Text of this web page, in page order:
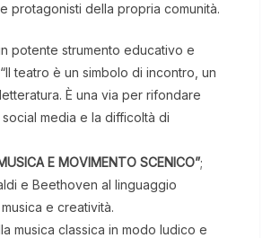
protagonisti della propria comunità.
potente strumento educativo e
teatro è un simbolo di incontro, un
È una via per rifondare
media e la difficoltà di
E MOVIMENTO SCENICO”;
e Beethoven al linguaggio
e creatività.
musica classica in modo ludico e